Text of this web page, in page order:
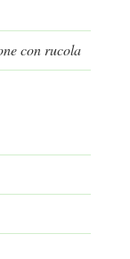
con rucola